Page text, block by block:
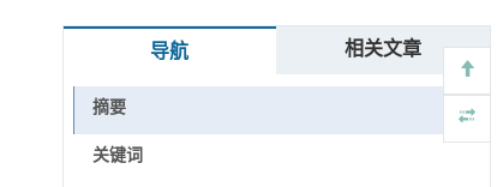
导航 相关文章
摘要
关键词